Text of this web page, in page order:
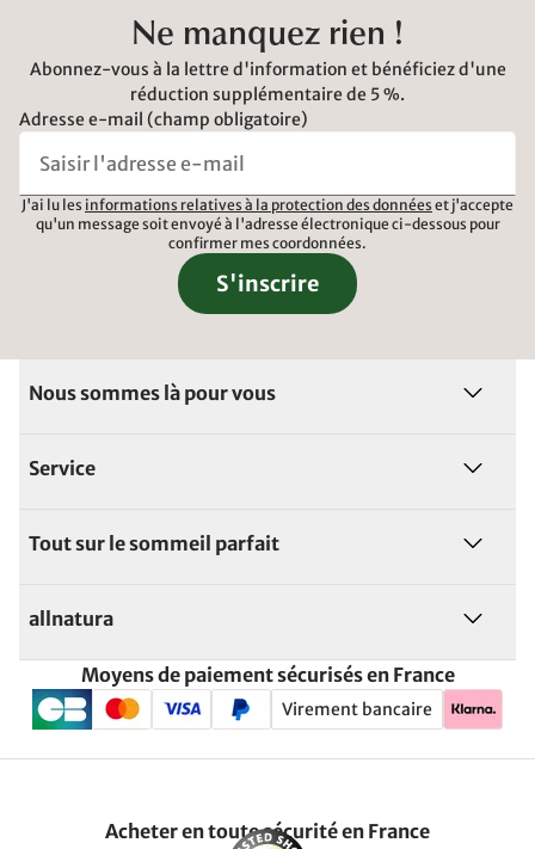
Ne manquez rien !
Abonnez-vous à la lettre d'information et bénéficiez d'une
réduction supplémentaire de 5 %.
Adresse e-mail (champ obligatoire)
J'ai lu les informations relatives à la protection des données et j'accepte
qu'un message soit envoyé à l'adresse électronique ci-dessous pour
confirmer mes coordonnées.
S'inscrire
Nous sommes là pour vous
Service
Tout sur le sommeil parfait
allnatura
Moyens de paiement sécurisés en France
Virement bancaire
Acheter en toute sécurité en France